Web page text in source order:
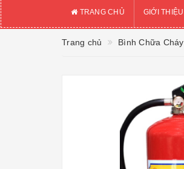
TRANG CHỦ GIỚI THIỆU
Trang chủ Bình Chữa Cháy